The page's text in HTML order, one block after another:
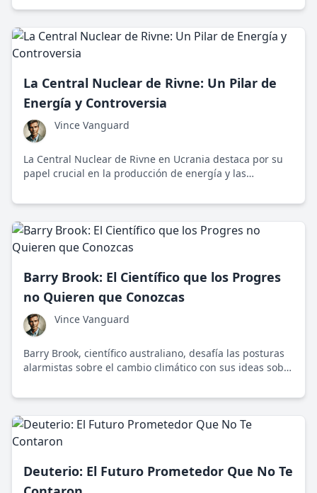
avanzada mientras nos guía hacia un futuro energético
La Central Nuclear de Rivne: Un Pilar de
Energía y Controversia
Vince Vanguard
La Central Nuclear de Rivne en Ucrania destaca por su
papel crucial en la producción de energía y las
rodean.
Barry Brook: El Científico que los Progres
no Quieren que Conozcas
Vince Vanguard
Barry Brook, científico australiano, desafía las posturas
alarmistas sobre el cambio climático con sus ideas sobre
propuestas.
Deuterio: El Futuro Prometedor Que No Te